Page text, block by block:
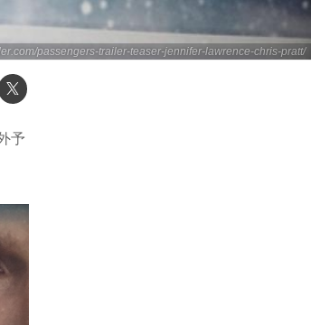
passengers-trailer-teaser-jennifer-lawrence-chris-pratt/
予